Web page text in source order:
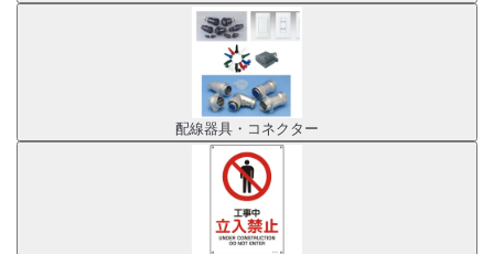
配線器具・コネクター